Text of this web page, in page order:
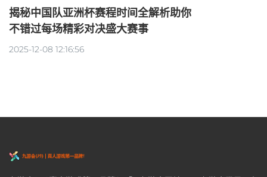
揭秘中国队亚洲杯赛程时间全解析助你
不错过每场精彩对决盛大赛事
2025-12-08 12:16:56